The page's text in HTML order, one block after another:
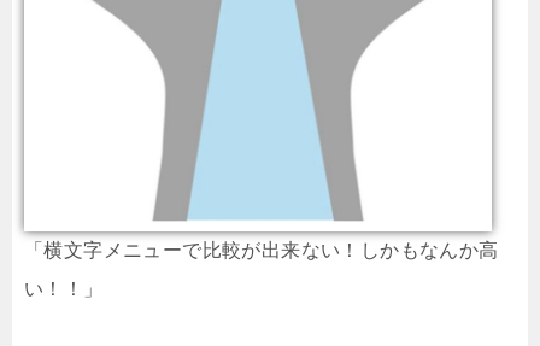
「横文字メニューで比較が出来ない！しかもなんか高
い！！」